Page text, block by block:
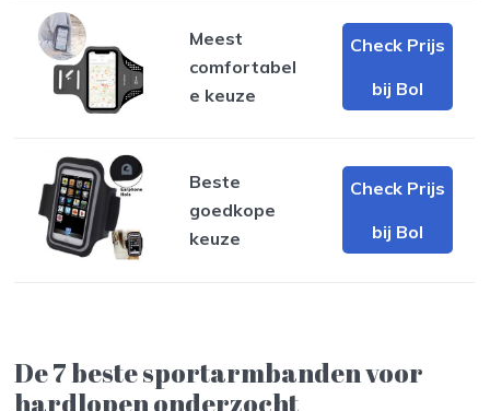
Meest
comfortabel
e keuze
Check Prijs
bij Bol
Beste
goedkope
keuze
Check Prijs
bij Bol
De 7 beste sportarmbanden voor
hardlopen onderzocht